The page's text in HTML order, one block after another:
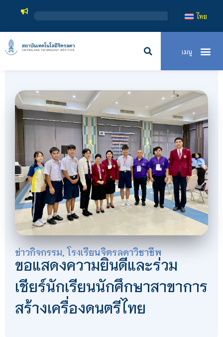
สถาบันเทคโน
ไทย
ข่าวกิจกรรม,โรงเรียนจิตรลดาวิชาชีพ
ขอแสดงความยินดีและร่วม
เชียร์นักเรียนนักศึกษาสาขาการ
สร้างเครื่องดนตรีไทย